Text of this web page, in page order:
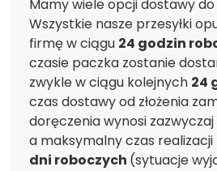
Mamy wiele opcji dostawy
Wszystkie nasze przesyłki
firmę w ciągu 24 godzin
czasie paczka zostanie
zwykle w ciągu kolejnych 24
czas dostawy od złożenia
doręczenia wynosi zazwyczaj
a maksymalny czas
dni roboczych (sytuacje